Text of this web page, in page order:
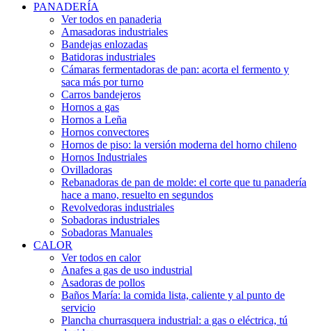
PANADERÍA
Ver todos en panaderia
Amasadoras industriales
Bandejas enlozadas
Batidoras industriales
Cámaras fermentadoras de pan: acorta el fermento y
saca más por turno
Carros bandejeros
Hornos a gas
Hornos a Leña
Hornos convectores
Hornos de piso: la versión moderna del horno chileno
Hornos Industriales
Ovilladoras
Rebanadoras de pan de molde: el corte que tu panadería
hace a mano, resuelto en segundos
Revolvedoras industriales
Sobadoras industriales
Sobadoras Manuales
CALOR
Ver todos en calor
Anafes a gas de uso industrial
Asadoras de pollos
Baños María: la comida lista, caliente y al punto de
servicio
Plancha churrasquera industrial: a gas o eléctrica, tú